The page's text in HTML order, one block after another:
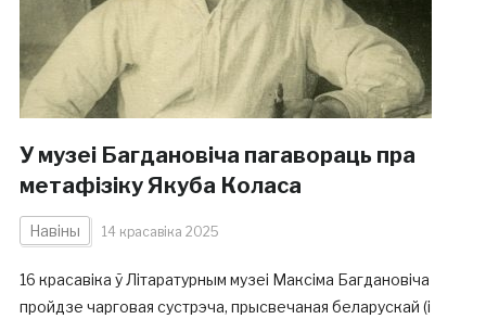
У музеі Багдановіча пагавораць пра
метафізіку Якуба Коласа
Навіны 14 красавіка 2025
16 красавіка ў Літаратурным музеі Максіма Багдановіча
пройдзе чарговая сустрэча, прысвечаная беларускай (і